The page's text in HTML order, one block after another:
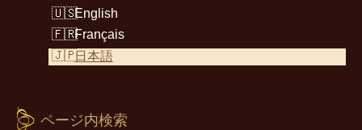
English
Français
日本語
ページ内検索